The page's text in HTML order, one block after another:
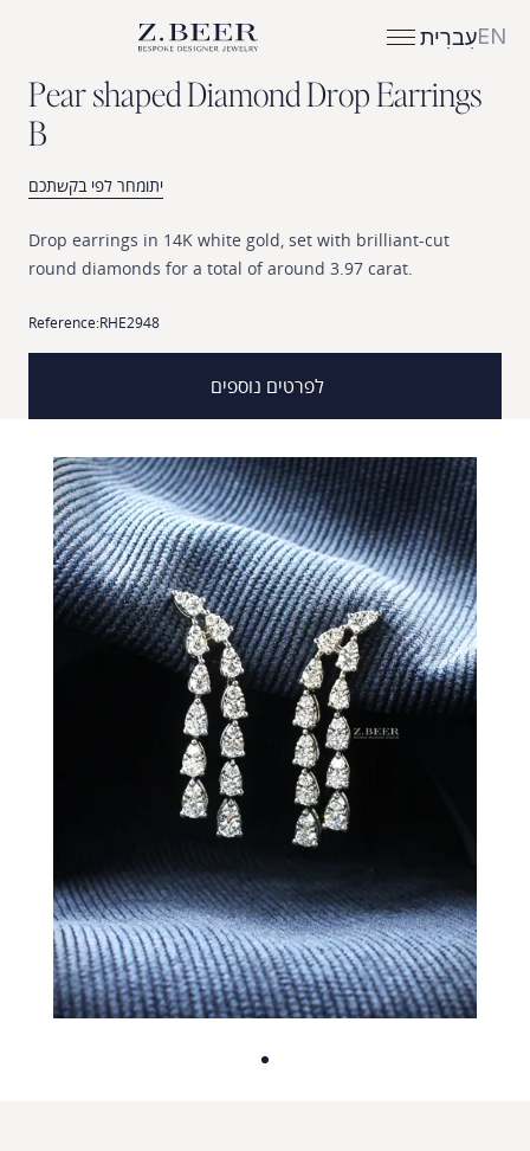
ENעִברִית
PearshapedDiamondDropEarrings
B
יתומחר לפי בקשתכם
Drop earrings in 14K white gold, set with brilliant-cut
round diamonds for a total of around 3.97 carat.
Reference:RHE2948
לפרטים נוספים